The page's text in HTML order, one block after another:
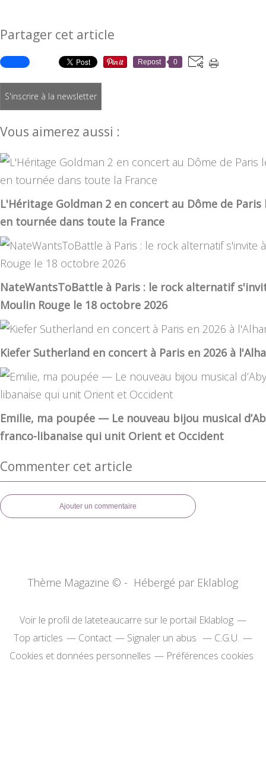
Partager cet article
Repost 0
S'inscrire à la newsletter
Vous aimerez aussi :
L'Héritage Goldman 2 en concert au Dôme de
en tournée dans toute la France
NateWantsToBattle à Paris : le rock alternatif
Moulin Rouge le 18 octobre 2026
Kiefer Sutherland en concert à Paris en 2026 à
Emilie, ma poupée — Le nouveau bijou musical
franco-libanaise qui unit Orient et Occident
Commenter cet article
Ajouter un commentaire
Thème Magazine © - Hébergé par Eklablog
Voir le profil de lateteaucarre sur le portail Eklablog
Top articles
Contact Signaler un abus
C.G.U.
Cookies et données personnelles
Préférences cookies